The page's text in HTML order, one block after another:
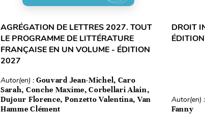
AGRÉGATION DE LETTRES 2027. TOUT
LE PROGRAMME DE LITTÉRATURE
FRANÇAISE EN UN VOLUME - ÉDITION
2027
Autor(en) : Gouvard Jean-Michel, Caro
Sarah, Conche Maxime, Corbellari Alain,
Dujour Florence, Ponzetto Valentina, Van
Hamme Clément
DROIT
ÉDITION
Autor(en) :
Fanny